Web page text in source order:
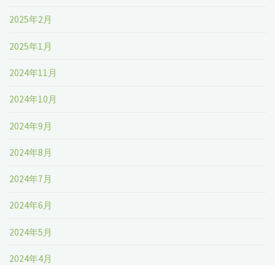
2025年2月
2025年1月
2024年11月
2024年10月
2024年9月
2024年8月
2024年7月
2024年6月
2024年5月
2024年4月